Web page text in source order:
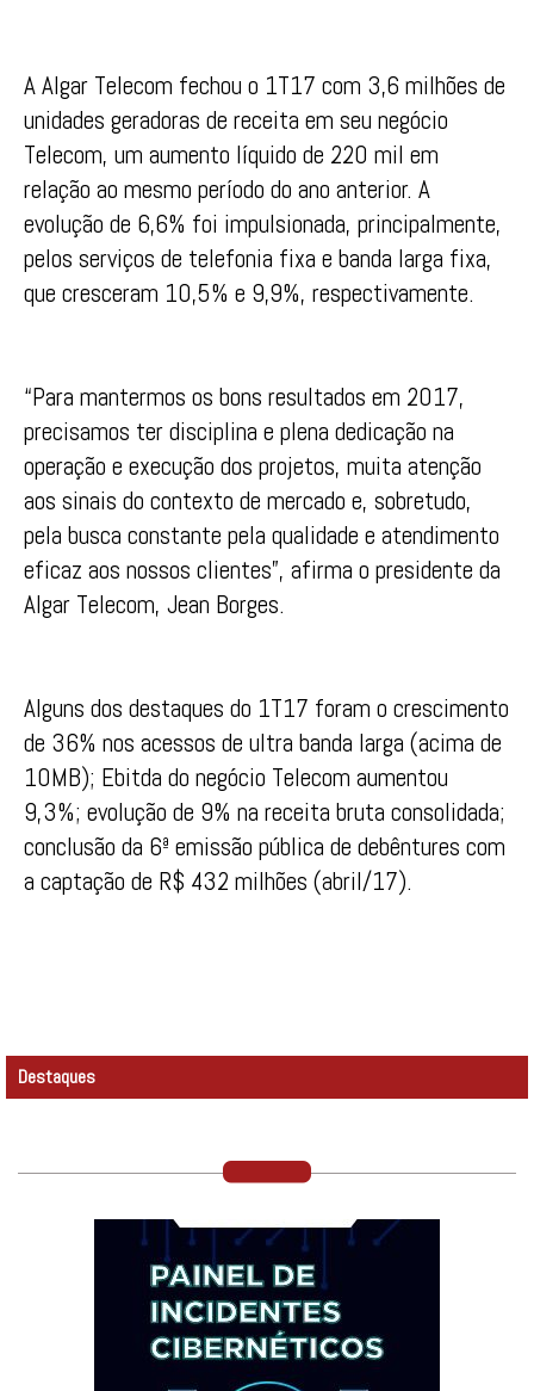
A Algar Telecom fechou o 1T17 com 3,6 milhões de
unidades geradoras de receita em seu negócio
Telecom, um aumento líquido de 220 mil em
relação ao mesmo período do ano anterior. A
evolução de 6,6% foi impulsionada, principalmente,
pelos serviços de telefonia fixa e banda larga fixa,
que cresceram 10,5% e 9,9%, respectivamente.
“Para mantermos os bons resultados em 2017,
precisamos ter disciplina e plena dedicação na
operação e execução dos projetos, muita atenção
aos sinais do contexto de mercado e, sobretudo,
pela busca constante pela qualidade e atendimento
eficaz aos nossos clientes”, afirma o presidente da
Algar Telecom, Jean Borges.
Alguns dos destaques do 1T17 foram o crescimento
de 36% nos acessos de ultra banda larga (acima de
10MB); Ebitda do negócio Telecom aumentou
9,3%; evolução de 9% na receita bruta consolidada;
conclusão da 6ª emissão pública de debêntures com
a captação de R$ 432 milhões (abril/17).
Destaques